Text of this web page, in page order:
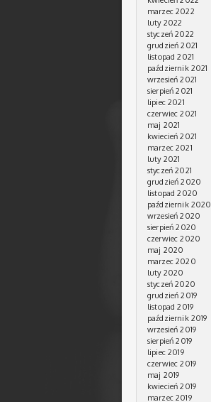
marzec 2022
luty 2022
styczeń 2022
grudzień 2021
listopad 2021
październik 2021
wrzesień 2021
sierpień 2021
lipiec 2021
czerwiec 2021
maj 2021
kwiecień 2021
marzec 2021
luty 2021
styczeń 2021
grudzień 2020
listopad 2020
październik 2020
wrzesień 2020
sierpień 2020
czerwiec 2020
maj 2020
marzec 2020
luty 2020
styczeń 2020
grudzień 2019
listopad 2019
październik 2019
wrzesień 2019
sierpień 2019
lipiec 2019
czerwiec 2019
maj 2019
kwiecień 2019
marzec 2019